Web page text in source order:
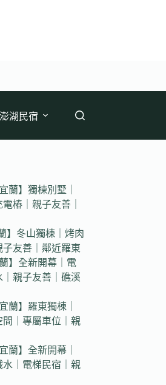
澎湖民宿
蘭】獨棟別墅｜
樁｜親子友善｜
】冬山獨棟｜烤肉
友善｜鄰近羅東
】全新開幕｜電
親子友善｜礁溪
蘭】羅東獨棟｜
｜專屬車位｜親
蘭】全新開幕｜
水｜電梯民宿｜親